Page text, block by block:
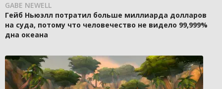
GABE NEWELL
Гейб Ньюэлл потратил больше миллиарда долларов
на суда, потому что человечество не видело 99,999%
дна океана